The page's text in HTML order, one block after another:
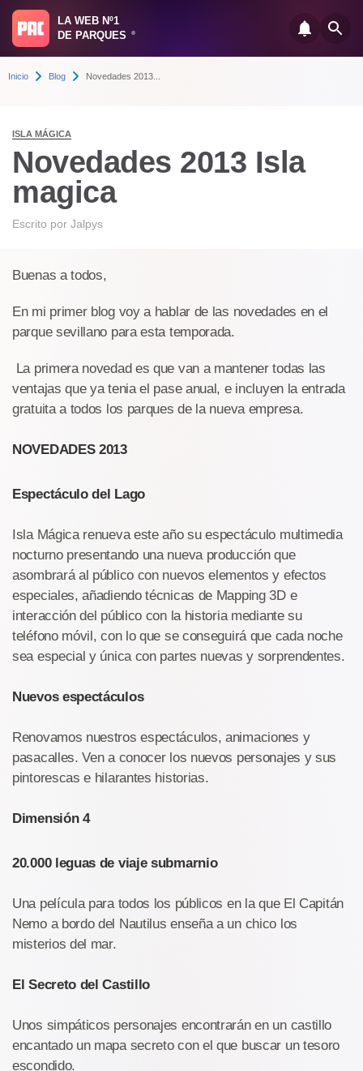
LA WEB Nº1
DE PARQUES
®
Inicio Blog Novedades 2013...
ISLA MÁGICA
Novedades 2013 Isla
magica
Escrito por Jalpys
Buenas a todos,
En mi primer blog voy a hablar de las novedades en el
parque sevillano para esta temporada.
La primera novedad es que van a mantener todas las
ventajas que ya tenia el pase anual, e incluyen la entrada
gratuita a todos los parques de la nueva empresa.
NOVEDADES 2013
Espectáculo del Lago
Isla Mágica renueva este año su espectáculo multimedia
nocturno presentando una nueva producción que
asombrará al público con nuevos elementos y efectos
especiales, añadiendo técnicas de Mapping 3D e
interacción del público con la historia mediante su
teléfono móvil, con lo que se conseguirá que cada noche
sea especial y única con partes nuevas y sorprendentes.
Nuevos espectáculos
Renovamos nuestros espectáculos, animaciones y
pasacalles. Ven a conocer los nuevos personajes y sus
pintorescas e hilarantes historias.
Dimensión 4
20.000 leguas de viaje submarnio
Una película para todos los públicos en la que El Capitán
Nemo a bordo del Nautilus enseña a un chico los
misterios del mar.
El Secreto del Castillo
Unos simpáticos personajes encontrarán en un castillo
encantado un mapa secreto con el que buscar un tesoro
escondido.